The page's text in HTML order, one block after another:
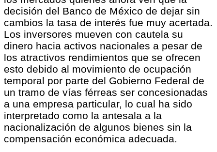
decisión del Banco de México de dejar sin
cambios la tasa de interés fue muy acertada.
Los inversores mueven con cautela su
dinero hacia activos nacionales a pesar de
los atractivos rendimientos que se ofrecen
esto debido al movimiento de ocupación
temporal por parte del Gobierno Federal de
un tramo de vías férreas ser concesionadas
a una empresa particular, lo cual ha sido
interpretado como la antesala a la
nacionalización de algunos bienes sin la
compensación económica adecuada.